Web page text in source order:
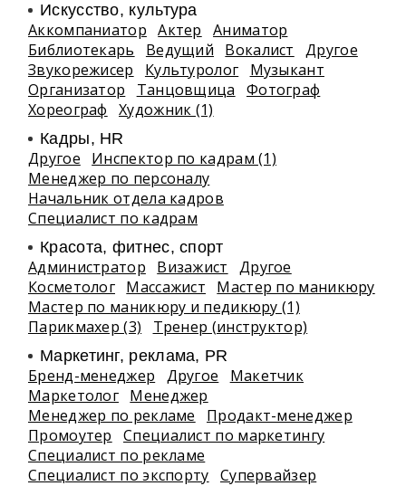
Искусство, культура
Аккомпаниатор Актер
Аниматор
Библиотекарь
Ведущий Вокалист
Другое
Звукорежисер
Культуролог
Музыкант
Организатор
Танцовщица
Фотограф
Хореограф
Художник (1)
Кадры, HR
Другое
Инспектор по кадрам (1)
Менеджер по персоналу
Начальник отдела кадров
Специалист по кадрам
Красота, фитнес, спорт
Администратор Визажист
Другое
Косметолог Массажист
Мастер по маникюру
Мастер по маникюру и педикюру (1)
Парикмахер (3)
Тренер (инструктор)
Маркетинг, реклама, PR
Бренд-менеджер Другое
Макетчик
Маркетолог Менеджер
Менеджер по рекламе
Продакт-менеджер
Промоутер
Специалист по маркетингу
Специалист по рекламе
Специалист по экспорту Супервайзер